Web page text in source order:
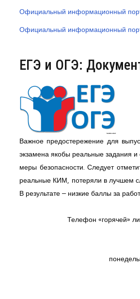
Официальный информационный
Официальный информационный
ЕГЭ и ОГЭ:
Важное предостережение для
экзамена якобы реальные задания
меры безопасности. Следует
реальные КИМ, потеряли в лучшем
В результате – низкие баллы за
Телефон «горячей»